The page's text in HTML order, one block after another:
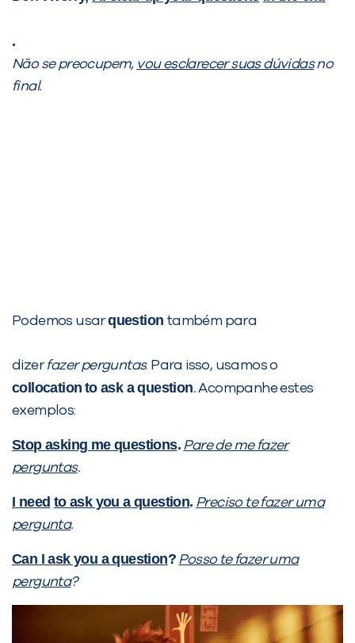
.
Não se preocupem, vou esclarecer suas dúvidasno
final.
Podemos usarquestion também para
dizerfazer perguntas. Para isso, usamos o
collocation to ask a question.Acompanhe estes
exemplos:
Stop asking me questions. Pare de me fazer
perguntas.
I need to ask you a question. Preciso te fazer uma
pergunta.
Can I ask you a question? Posso te fazer uma
pergunta?